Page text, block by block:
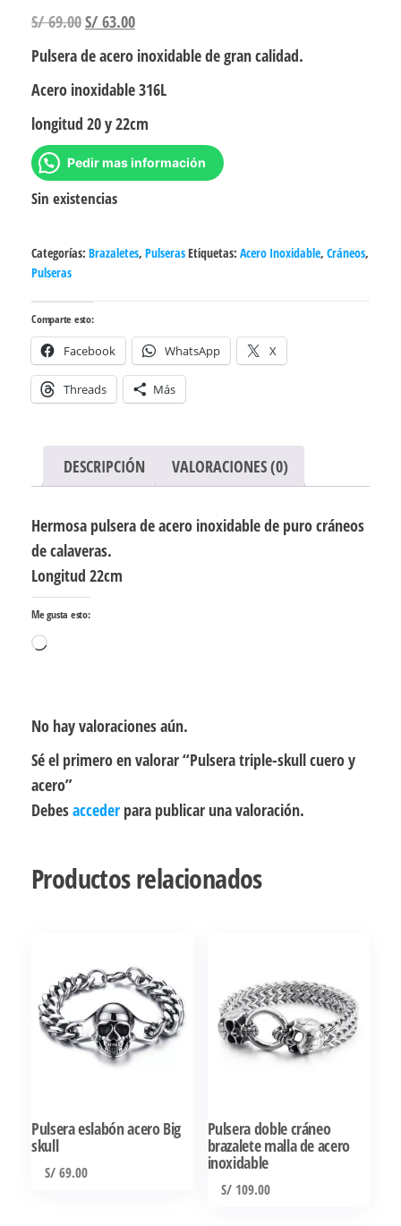
S/69.00El
precio
era:
S/ 69.00.
S/ 63.00El
precio
es:
S/ 63.00.
Pulsera de acero inoxidable de gran calidad.
Acero inoxidable 316L
longitud 20 y 22cm
Pedir mas información
Sin existencias
Categorías: Brazaletes, PulserasEtiquetas: Acero Inoxidable, Cráneos,
Pulseras
Comparte esto:
Facebook WhatsApp X
Threads Más
DESCRIPCIÓN VALORACIONES (0)
Hermosa pulsera de acero inoxidable de puro cráneos
de calaveras.
Longitud 22cm
Me gusta esto:
Cargando...
No hay valoraciones aún.
Sé el primero en valorar “Pulsera triple-skull cuero y
acero”
Debesacceder para publicar una valoración.
Productos relacionados
Pulsera eslabón acero Big
skull
S/69.00
Pulsera doble cráneo
brazalete malla de acero
inoxidable
S/109.00